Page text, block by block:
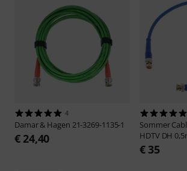
4
Damar & Hagen 21-3269-1135-1
€ 24,40
Sommer
HDTV DH
€ 35